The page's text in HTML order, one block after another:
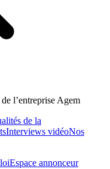
l’entreprise Agem
de la
Interviews vidéoNos
Espace annonceur